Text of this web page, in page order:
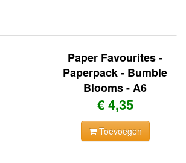
Paper Favourites -
Paperpack - Bumble
Blooms - A6
€ 4,35
Toevoegen